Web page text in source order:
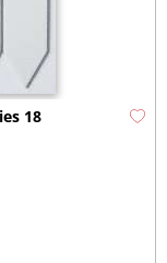
18